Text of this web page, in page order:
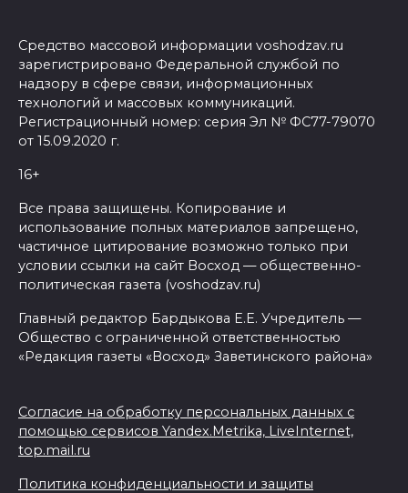
Средство массовой информации voshodzav.ru
зарегистрировано Федеральной службой по
надзору в сфере связи, информационных
технологий и массовых коммуникаций.
Регистрационный номер: серия Эл № ФС77-79070
от 15.09.2020 г.
16+
Все права защищены. Копирование и
использование полных материалов запрещено,
частичное цитирование возможно только при
условии ссылки на сайт Восход — общественно-
политическая газета (voshodzav.ru)
Главный редактор Бардыкова Е.Е. Учредитель —
Общество с ограниченной ответственностью
«Редакция газеты «Восход» Заветинского района»
Согласие на обработку персональных данных с
помощью сервисов Yandex.Metrika, LiveInternet,
top.mail.ru
Политика конфиденциальности и защиты